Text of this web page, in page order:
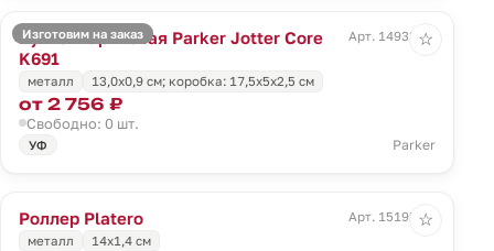
Изготовим на заказ
Ручка шариковая Parker Jotter Core
K691
Арт. 14933.00
металл 13,0х0,9 см; коробка: 17,5х5х2,5 см
от 2 756 ₽
Свободно: 0 шт.
УФ Parker
☆
Роллер Platero
Арт. 15195.00
металл
14х1,4 см
☆